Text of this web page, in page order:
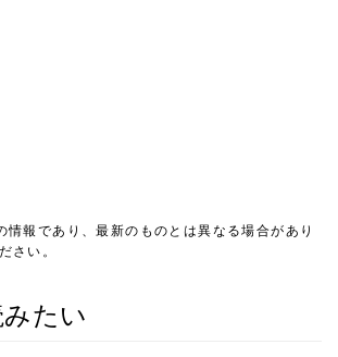
情報であり、最新のものとは異なる場合があり
さい。
たい